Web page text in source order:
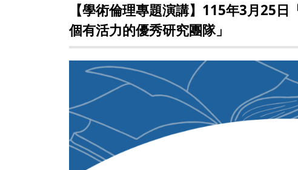
【學術倫理專題演講】115年3月
個有活力的優秀研究團隊」